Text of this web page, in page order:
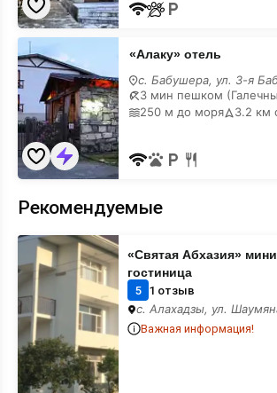
«Алаку»
отель
«Алаку» отель
с. Бабушера, ул. 3-я
3 мин пешком
250 м до моря
3.2 км
Рекомендуемые
«Святая
Абхазия»
мини-
гостиница
«Святая Абхазия»
гостиница
5 1 отзыв
с. Алахадзы, ул.
Важная информация!